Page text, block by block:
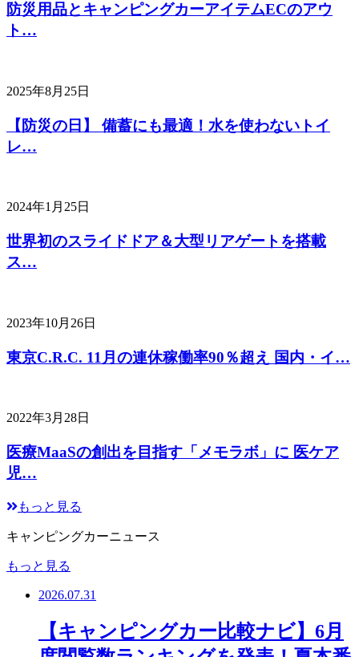
防災用品とキャンピングカーアイテムECのアウ
ト…
2025年8月25日
【防災の日】 備蓄にも最適！水を使わないトイ
レ…
2024年1月25日
世界初のスライドドア＆大型リアゲートを搭載
ス…
2023年10月26日
東京C.R.C. 11月の連休稼働率90％超え 国内・イ…
2022年3月28日
医療MaaSの創出を目指す「メモラボ」に 医ケア
児…
もっと見る
キャンピングカーニュース
もっと見る
2026.07.31
【キャンピングカー比較ナビ】6月